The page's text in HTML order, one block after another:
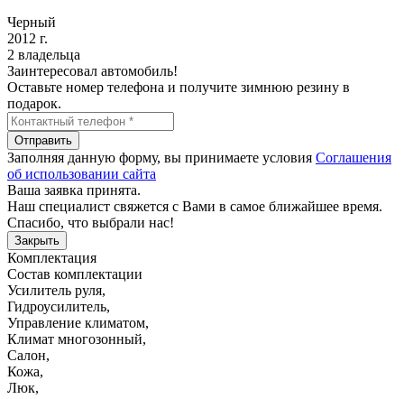
Черный
2012 г.
2 владельца
Заинтересовал автомобиль!
Оставьте номер телефона и получите зимнюю резину в
подарок.
Отправить
Заполняя данную форму, вы принимаете условия Соглашения
об использовании сайта
Ваша заявка принята.
Наш специалист свяжется с Вами в самое ближайшее время.
Спасибо, что выбрали нас!
Закрыть
Комплектация
Состав комплектации
Усилитель руля,
Гидроусилитель,
Управление климатом,
Климат многозонный,
Салон,
Кожа,
Люк,